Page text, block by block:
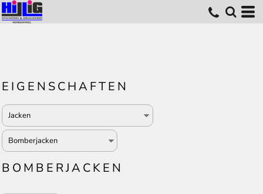
EIGENSCHAFTEN
BOMBERJACKEN